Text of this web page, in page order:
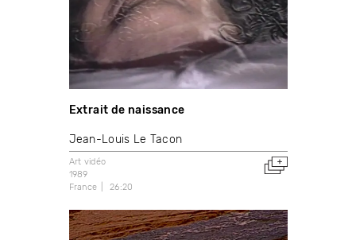
Extrait de naissance
Jean-Louis Le Tacon
Art vidéo
1989
France
26:20